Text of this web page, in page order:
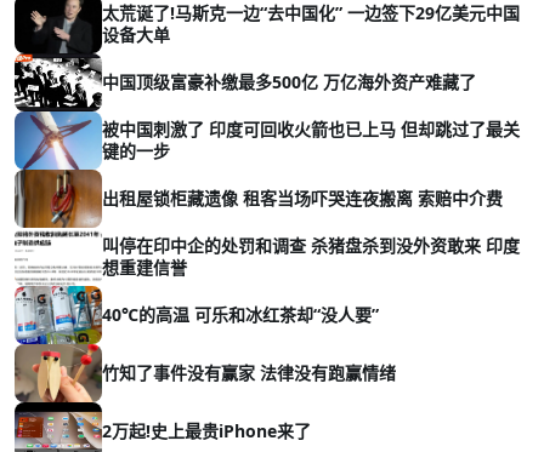
太荒诞了!马斯克一边“去中国化” 一边签下29亿美元中国
设备大单
中国顶级富豪补缴最多500亿 万亿海外资产难藏了
被中国刺激了 印度可回收火箭也已上马 但却跳过了最关
键的一步
出租屋锁柜藏遗像 租客当场吓哭连夜搬离 索赔中介费
叫停在印中企的处罚和调查 杀猪盘杀到没外资敢来 印度
想重建信誉
40℃的高温 可乐和冰红茶却“没人要”
竹知了事件没有赢家 法律没有跑赢情绪
2万起!史上最贵iPhone来了